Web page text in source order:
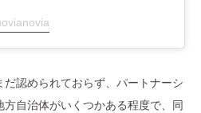
認められておらず、パートナーシ
自治体がいくつかある程度で、同